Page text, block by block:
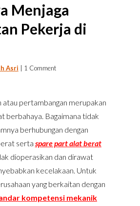
Menjaga
Pekerja di
Asri 1 Comment
atau pertambangan merupakan
berbahaya. Bagaimana tidak
berhubungan dengan
serta spare part alat berat
dioperasikan dan dirawat
kecelakaan. Untuk
yang berkaitan dengan
kompetensi mekanik